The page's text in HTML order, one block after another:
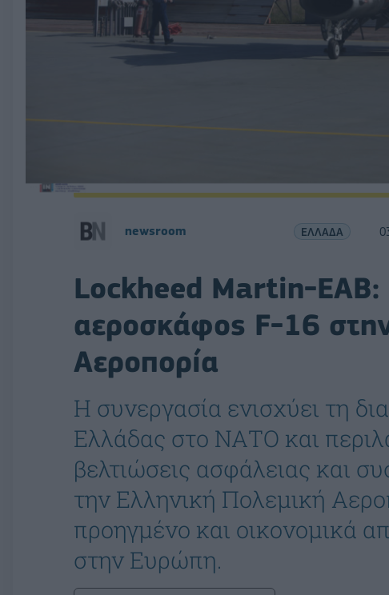
newsroom ΕΛΛΑΔΑ
Lockheed Martin-
αεροσκάφος F-16
Αεροπορία
Η συνεργασία ενισχύει τη
Ελλάδας στο ΝΑΤΟ και
βελτιώσεις ασφάλειας και
την Ελληνική Πολεμική
προηγμένο και οικονομικά
στην Ευρώπη.